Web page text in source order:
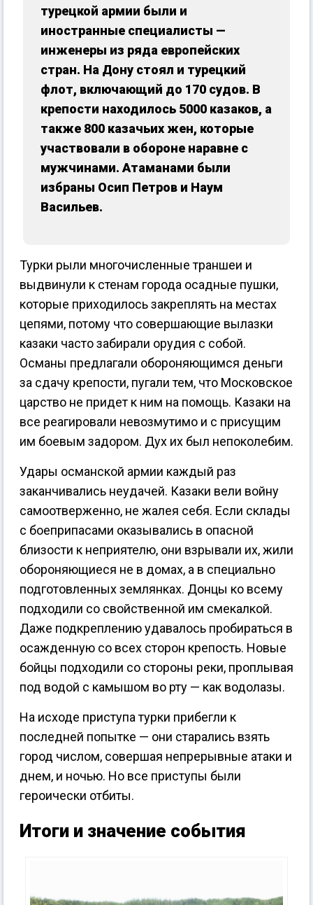
турецкой армии были и
иностранные специалисты —
инженеры из ряда европейских
стран. На Дону стоял и турецкий
флот, включающий до 170 судов. В
крепости находилось 5000 казаков, а
также 800 казачьих жен, которые
участвовали в обороне наравне с
мужчинами. Атаманами были
избраны Осип Петров и Наум
Васильев.
Турки рыли многочисленные траншеи и
выдвинули к стенам города осадные пушки,
которые приходилось закреплять на местах
цепями, потому что совершающие вылазки
казаки часто забирали орудия с собой.
Османы предлагали обороняющимся деньги
за сдачу крепости, пугали тем, что Московское
царство не придет к ним на помощь. Казаки на
все реагировали невозмутимо и с присущим
им боевым задором. Дух их был непоколебим.
Удары османской армии каждый раз
заканчивались неудачей. Казаки вели войну
самоотверженно, не жалея себя. Если склады
с боеприпасами оказывались в опасной
близости к неприятелю, они взрывали их, жили
обороняющиеся не в домах, а в специально
подготовленных землянках. Донцы ко всему
подходили со свойственной им смекалкой.
Даже подкреплению удавалось пробираться в
осажденную со всех сторон крепость. Новые
бойцы подходили со стороны реки, проплывая
под водой с камышом во рту — как водолазы.
На исходе приступа турки прибегли к
последней попытке — они старались взять
город числом, совершая непрерывные атаки и
днем, и ночью. Но все приступы были
героически отбиты.
Итоги и значение события